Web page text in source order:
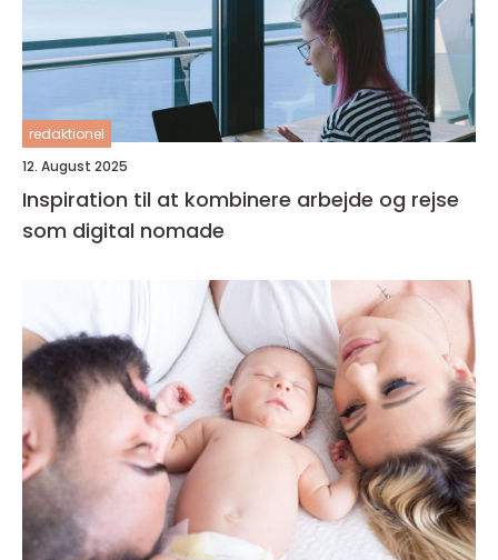
redaktionel
12. August 2025
Inspiration til at kombinere arbejde og rejse
som digital nomade